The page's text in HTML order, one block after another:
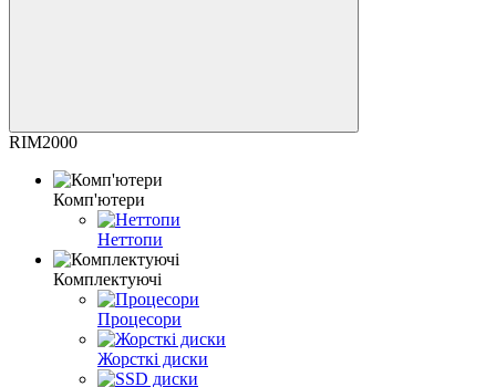
RIM2000
Комп'ютери
Неттопи
Комплектуючі
Процесори
Жорсткі диски